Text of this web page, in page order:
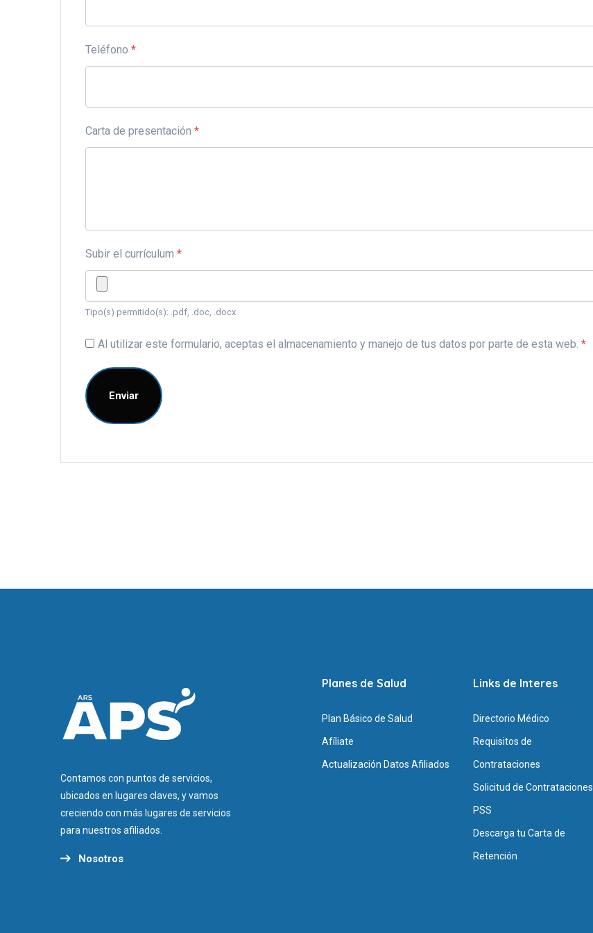
Teléfono *
Carta de presentación *
Subir el currículum *
Tipo(s) permitido(s): .pdf, .doc, .docx
Al utilizar este formulario, aceptas el almacenamiento y manejo de tus datos por parte de esta web. *
Contamos con puntos de servicios,
ubicados en lugares claves, y vamos
creciendo con más lugares de servicios
para nuestros afiliados.
Nosotros
Planes de Salud
Plan Básico de Salud
Afíliate
Actualización Datos Afiliados
Links de Interes
Directorio Médico
Requisitos de
Contrataciones
Solicitud de Contrataciones
PSS
Descarga tu Carta de
Retención